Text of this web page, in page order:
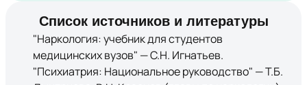
Список источников и литературы
"Наркология: учебник для студентов
медицинских вузов" — С.Н. Игнатьев.
"Психиатрия: Национальное руководство" — Т.Б.